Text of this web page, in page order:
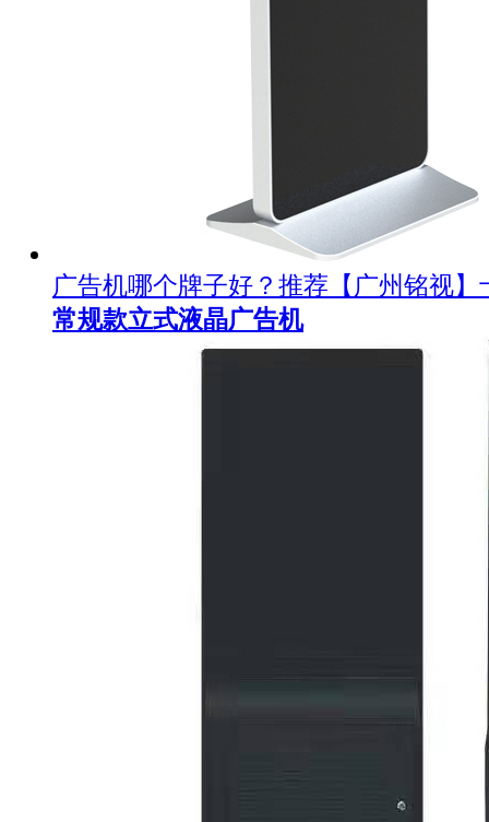
广告机哪个牌子好？推荐【广州铭视
常规款立式液晶广告机